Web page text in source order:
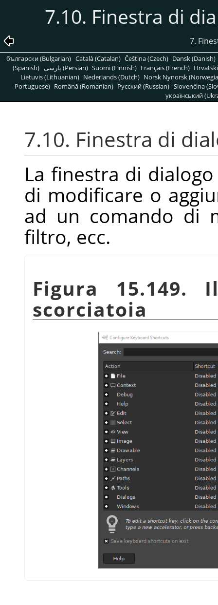
7.10. Finestra di
7.
български (Bulgarian) Català (Catalan) Čeština (Czech) Dansk (Danish)
(Spanish)
پارسی (Persian) Suomi (Finnish) Français (French)
Lietuvis (Lithuanian) Nederlands (Dutch) Norsk Nynorsk
Portuguese) Română (Romanian) Pусский (Russian) Slovenčina
український
7.10. Finestra di
La finestra di
di modificare o
ad un comando di
filtro, ecc.
Figura
scorciatoia